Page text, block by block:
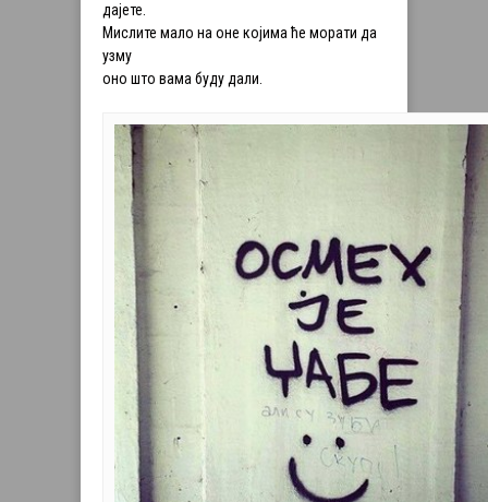
дајете.
Мислите мало на оне којима ће морати да
узму
оно што вама буду дали.